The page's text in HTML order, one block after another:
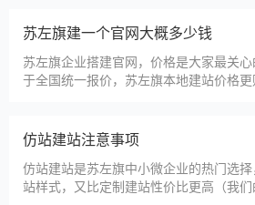
单实用的挑选技巧，帮大家轻松选到靠谱
先选择深耕建站行业多年
苏左旗建一个官网大概多少钱
苏左旗企业搭建官网，价格是大家最关
于全国统一报价，苏左旗本地建站价格
形消费，完全符合本地企业的预算需求。
本地企业，推出4类核心建站套餐
仿站建站注意事项
仿站建站是苏左旗中小微企业的热门选
站样式，又比定制建站性价比更高（我